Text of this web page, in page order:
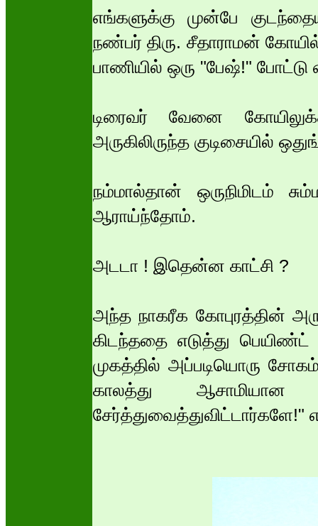
எங்களுக்கு முன்பே
நண்பர் திரு. சீதாராமன்
பாணியில் ஒரு "பேஷ்!"
டிரைவர் வேனை
அருகிலிருந்த குடிசையில்
நம்மால்தான் ஒருநிமிடம்
ஆராய்ந்தோம்.
அடடா ! இதென்ன காட்சி ?
அந்த நாகரீக கோபுரத்தின்
கிடந்ததை எடுத்து பெயிண்ட்
முகத்தில் அப்படியொரு சோகம்
காலத்து ஆசாமியான
சேர்த்துவைத்துவிட்டார்களே!"